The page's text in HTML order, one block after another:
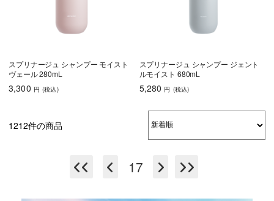
スプリナージュ シャンプー モイスト
ヴェール 280mL
3,300 円 (税込)
スプリナージュ シャンプー ジェント
ルモイスト 680mL
5,280 円 (税込)
1212件の商品
17